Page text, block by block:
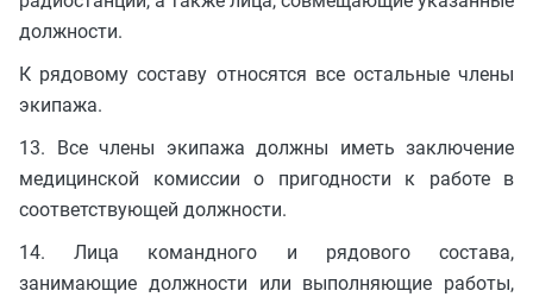
должности.
К рядовому составу относятся все остальные члены
экипажа.
13. Все члены экипажа должны иметь заключение
медицинской комиссии о пригодности к работе в
соответствующей должности.
14. Лица командного и рядового состава,
занимающие должности или выполняющие работы,